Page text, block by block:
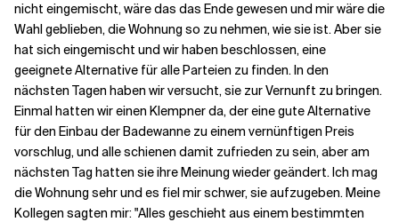
nicht eingemischt, wäre das das Ende gewesen und mir wäre die
Wahl geblieben, die Wohnung so zu nehmen, wie sie ist. Aber sie
hat sich eingemischt und wir haben beschlossen, eine
geeignete Alternative für alle Parteien zu finden. In den
nächsten Tagen haben wir versucht, sie zur Vernunft zu bringen.
Einmal hatten wir einen Klempner da, der eine gute Alternative
für den Einbau der Badewanne zu einem vernünftigen Preis
vorschlug, und alle schienen damit zufrieden zu sein, aber am
nächsten Tag hatten sie ihre Meinung wieder geändert. Ich mag
die Wohnung sehr und es fiel mir schwer, sie aufzugeben. Meine
Kollegen sagten mir: "Alles geschieht aus einem bestimmten